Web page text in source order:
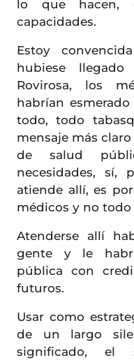
lo que hacen,
capacidades.
Estoy
hubiese
Rovirosa, los
habrían
todo, todo
mensaje más
de salud
necesidades, sí,
atiende allí, es
médicos y no todo
Atenderse allí
gente y le
pública con
futuros.
Usar como
de un largo
significado, el